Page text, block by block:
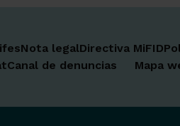
Nota legalDirectiva MiFID
Canal de denuncias Mapa